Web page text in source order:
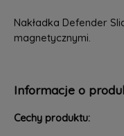
Nakładka Defender
magnetycznymi.
Informacje o
Cechy produktu: